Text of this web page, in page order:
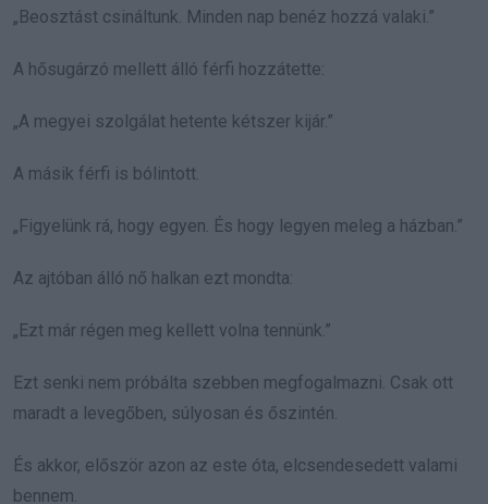
„Beosztást csináltunk. Minden nap benéz hozzá valaki.”
A hősugárzó mellett álló férfi hozzátette:
„A megyei szolgálat hetente kétszer kijár.”
A másik férfi is bólintott.
„Figyelünk rá, hogy egyen. És hogy legyen meleg a házban.”
Az ajtóban álló nő halkan ezt mondta:
„Ezt már régen meg kellett volna tennünk.”
Ezt senki nem próbálta szebben megfogalmazni. Csak ott
maradt a levegőben, súlyosan és őszintén.
És akkor, először azon az este óta, elcsendesedett valami
bennem.